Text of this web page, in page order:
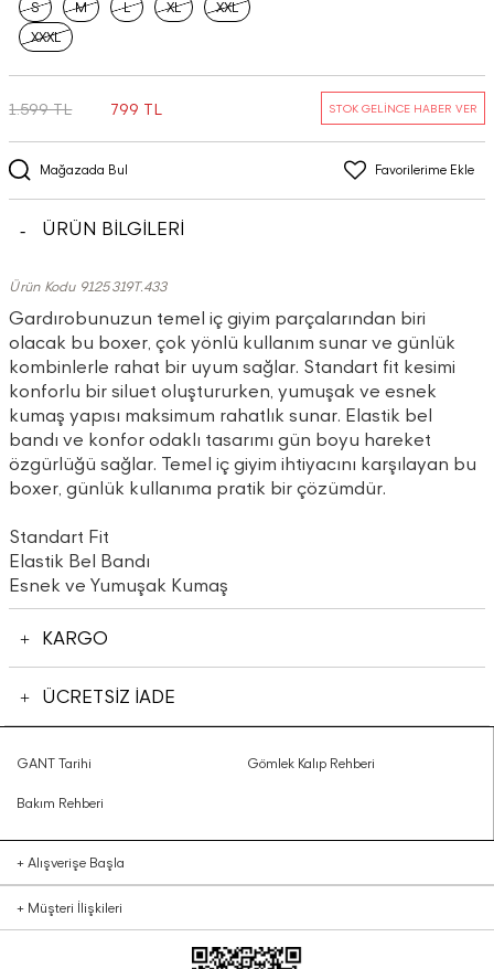
S M L XL
XXL
XXXL
Mağazada Bul Favorilerime Ekle
1.599 TL 799 TL STOK GELİNCE HABER VER
ÜRÜN BİLGİLERİ
Ürün Kodu 9125319T.433
Gardırobunuzun temel iç giyim parçalarından biri
olacak bu boxer, çok yönlü kullanım sunar ve günlük
kombinlerle rahat bir uyum sağlar. Standart fit kesimi
konforlu bir siluet oluştururken, yumuşak ve esnek
kumaş yapısı maksimum rahatlık sunar. Elastik bel
bandı ve konfor odaklı tasarımı gün boyu hareket
özgürlüğü sağlar. Temel iç giyim ihtiyacını karşılayan bu
boxer, günlük kullanıma pratik bir çözümdür.
Standart Fit
Elastik Bel Bandı
Esnek ve Yumuşak Kumaş
KARGO
ÜCRETSİZ İADE
GANT Tarihi Gömlek Kalıp Rehberi
Bakım Rehberi
+ Alışverişe Başla
+ Müşteri İlişkileri